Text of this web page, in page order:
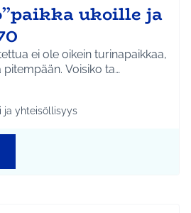
ukoille ja
ei ole oikein turinapaikkaa,
Voisiko ta…
mukaan: Jokela
teeman mukaan: Hyvinvointi ja
ja yhteisöllisyys